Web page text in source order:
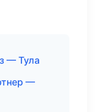
— Тула
—